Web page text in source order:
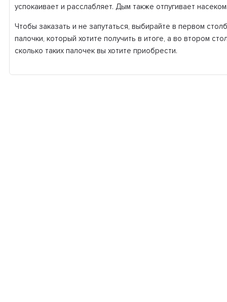
успокаивает и расслабляет. Дым также отпугивает
Чтобы заказать и не запутаться, выбирайте в первом
палочки, который хотите получить в итоге, а во втором
сколько таких палочек вы хотите приобрести.